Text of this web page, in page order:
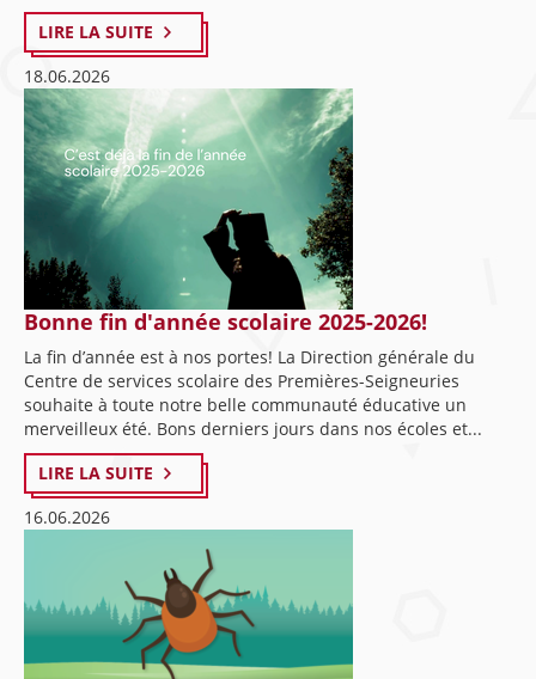
LIRE LA SUITE
18.06.2026
Bonne fin d'année scolaire 2025-2026!
La fin d’année est à nos portes! La Direction générale du
Centre de services scolaire des Premières-Seigneuries
souhaite à toute notre belle communauté éducative un
merveilleux été. Bons derniers jours dans nos écoles et...
LIRE LA SUITE
16.06.2026